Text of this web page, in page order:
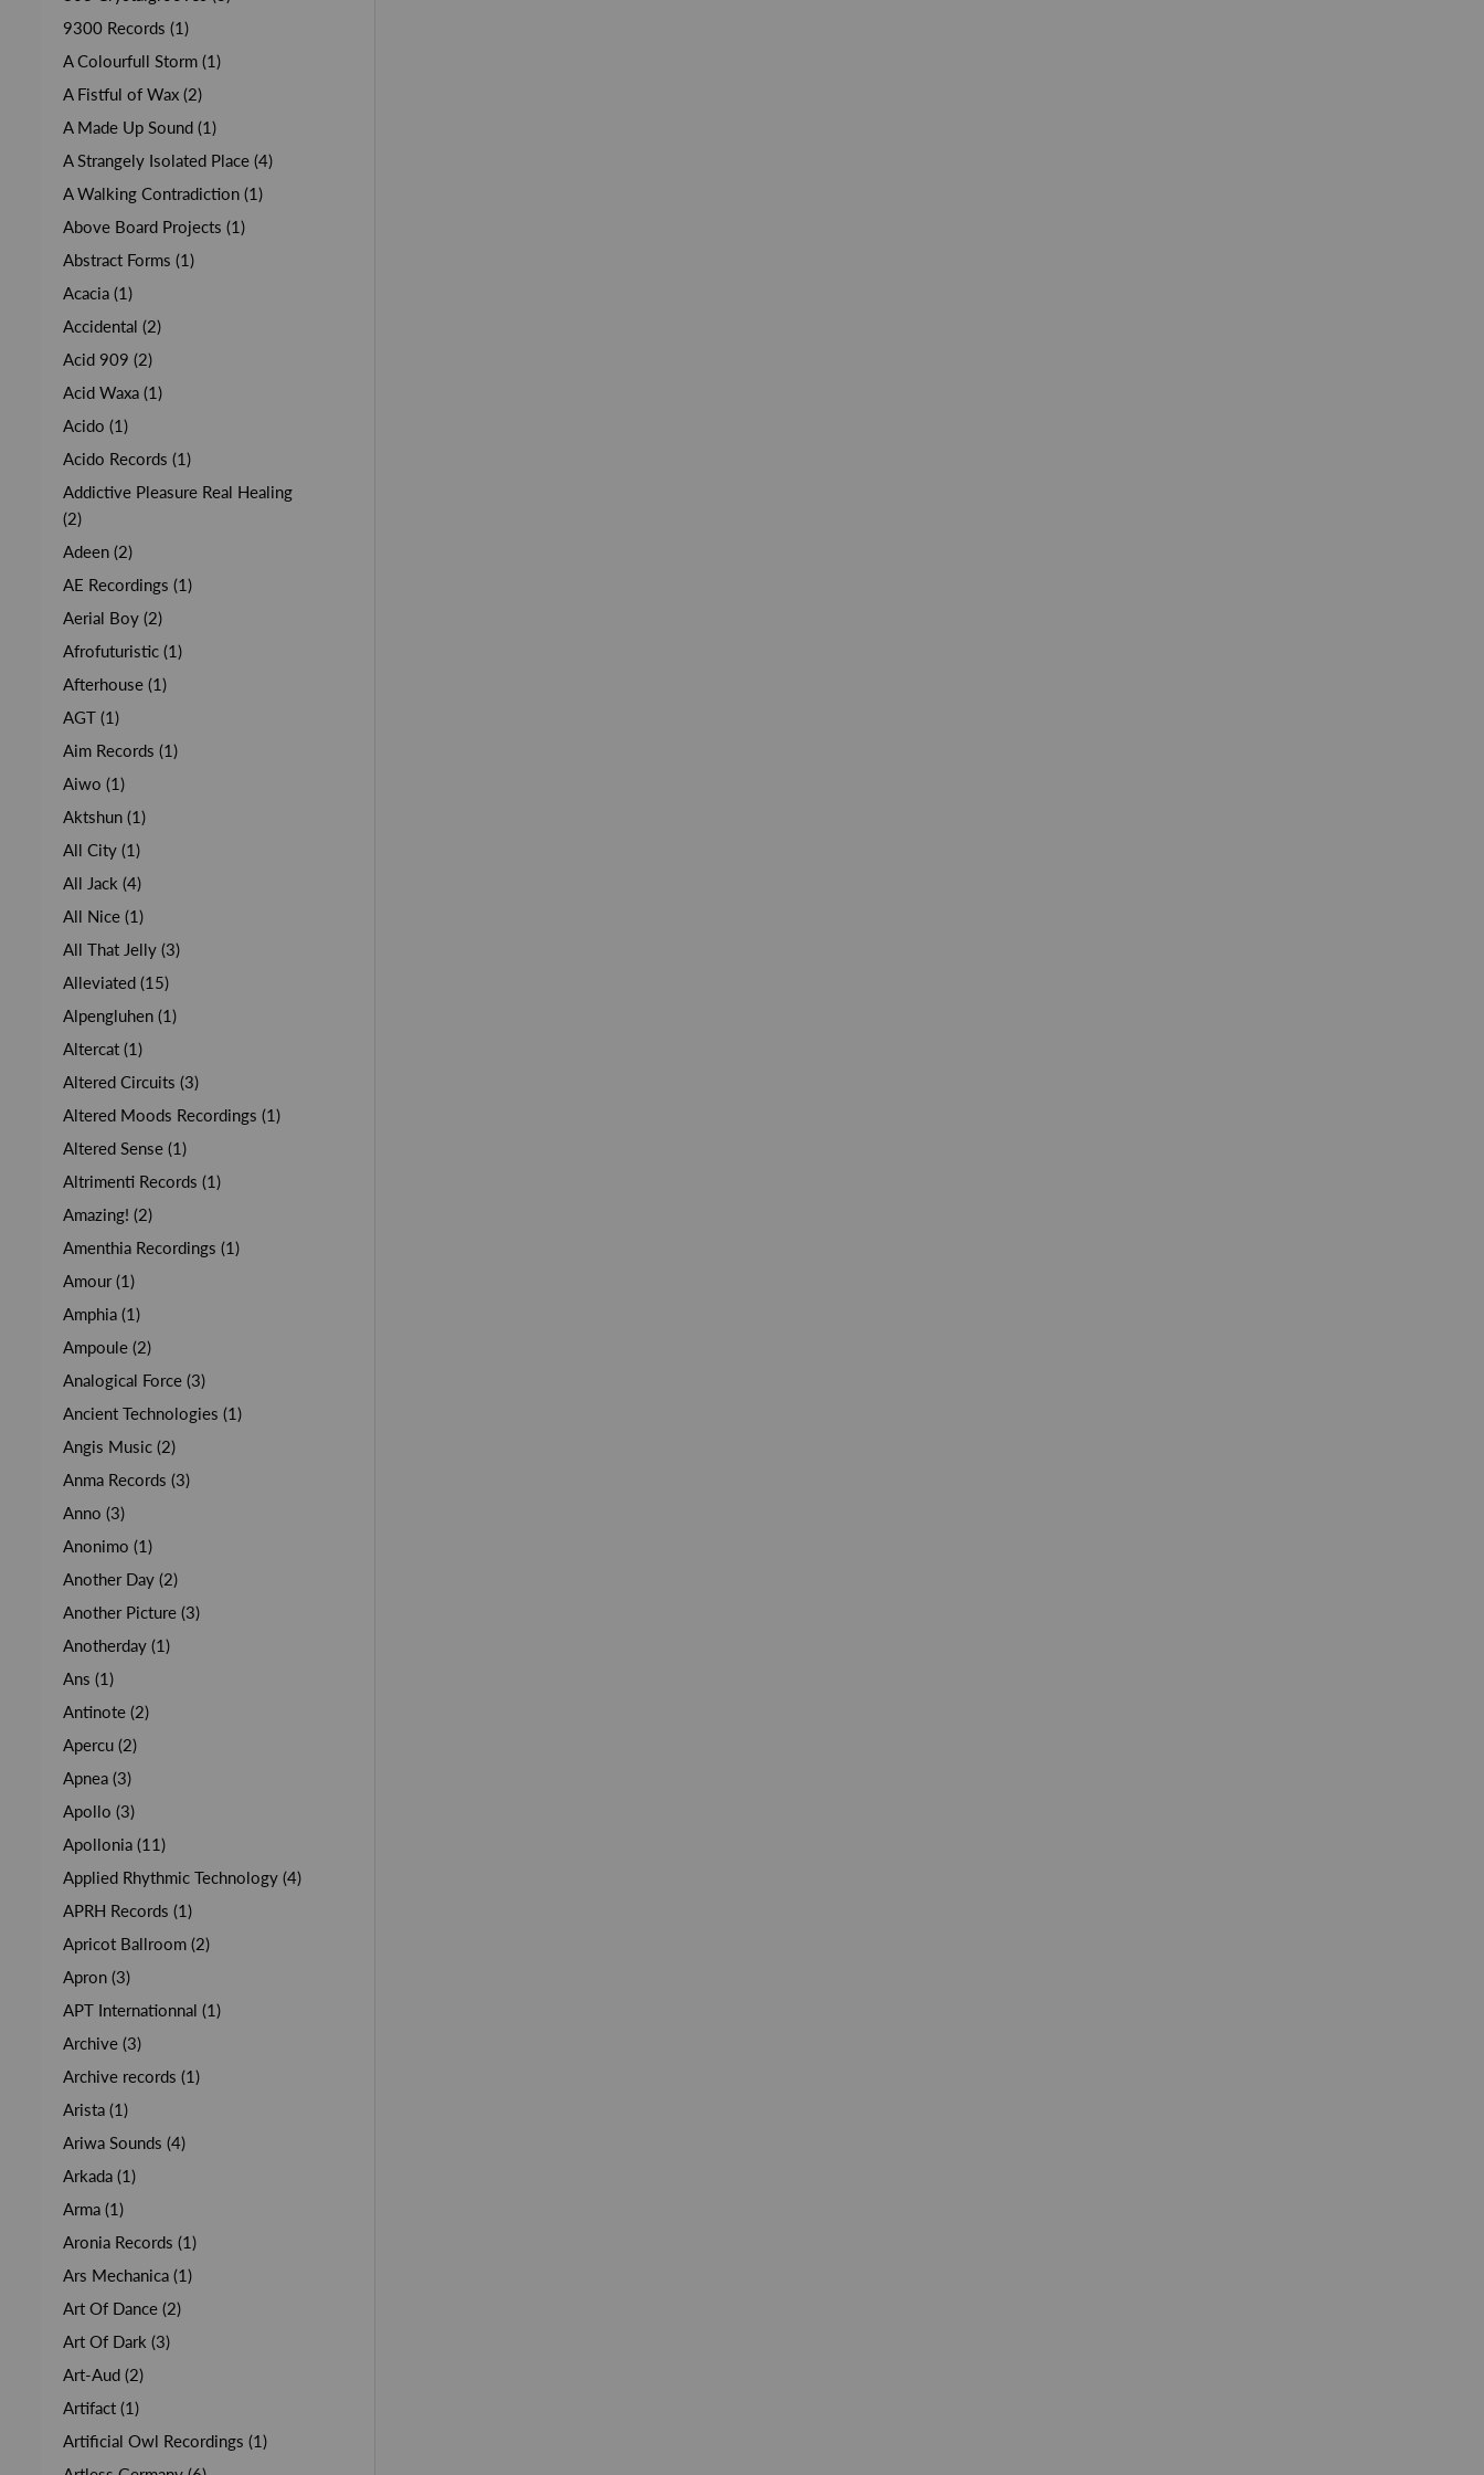
9300 Records (1)
A Colourfull Storm (1)
A Fistful of Wax (2)
A Made Up Sound (1)
A Strangely Isolated Place (4)
A Walking Contradiction (1)
Above Board Projects (1)
Abstract Forms (1)
Acacia (1)
Accidental (2)
Acid 909 (2)
Acid Waxa (1)
Acido (1)
Acido Records (1)
Addictive Pleasure Real Healing
(2)
Adeen (2)
AE Recordings (1)
Aerial Boy (2)
Afrofuturistic (1)
Afterhouse (1)
AGT (1)
Aim Records (1)
Aiwo (1)
Aktshun (1)
All City (1)
All Jack (4)
All Nice (1)
All That Jelly (3)
Alleviated (15)
Alpengluhen (1)
Altercat (1)
Altered Circuits (3)
Altered Moods Recordings (1)
Altered Sense (1)
Altrimenti Records (1)
Amazing! (2)
Amenthia Recordings (1)
Amour (1)
Amphia (1)
Ampoule (2)
Analogical Force (3)
Ancient Technologies (1)
Angis Music (2)
Anma Records (3)
Anno (3)
Anonimo (1)
Another Day (2)
Another Picture (3)
Anotherday (1)
Ans (1)
Antinote (2)
Apercu (2)
Apnea (3)
Apollo (3)
Apollonia (11)
Applied Rhythmic Technology (4)
APRH Records (1)
Apricot Ballroom (2)
Apron (3)
APT Internationnal (1)
Archive (3)
Archive records (1)
Arista (1)
Ariwa Sounds (4)
Arkada (1)
Arma (1)
Aronia Records (1)
Ars Mechanica (1)
Art Of Dance (2)
Art Of Dark (3)
Art-Aud (2)
Artifact (1)
Artificial Owl Recordings (1)